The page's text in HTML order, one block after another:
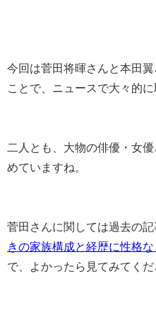
今回は菅田将暉さんと本田
ことで、ニュースで大々的
二人とも、大物の俳優・女
めていますね。
菅田さんに関しては過去の記
きの家族構成と経歴に性格
で、よかったら見てみてくだ